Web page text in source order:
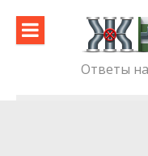
content
Ответы